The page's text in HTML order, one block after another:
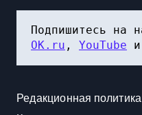
Подпишитесь на
OK.ru , YouTube и
Редакционная политика